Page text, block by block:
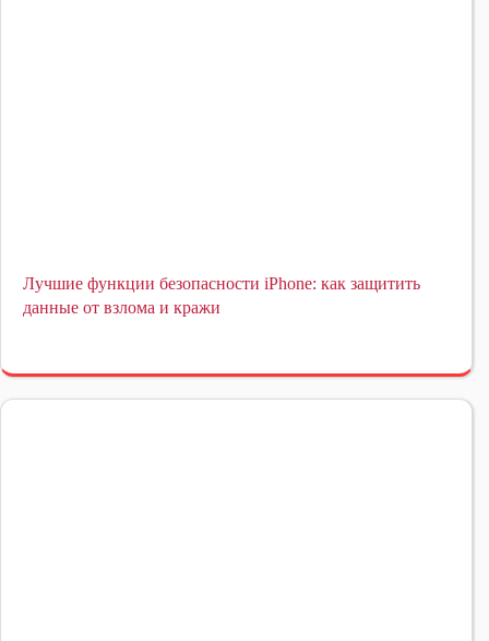
Лучшие функции безопасности iPhone: как защитить
данные от взлома и кражи